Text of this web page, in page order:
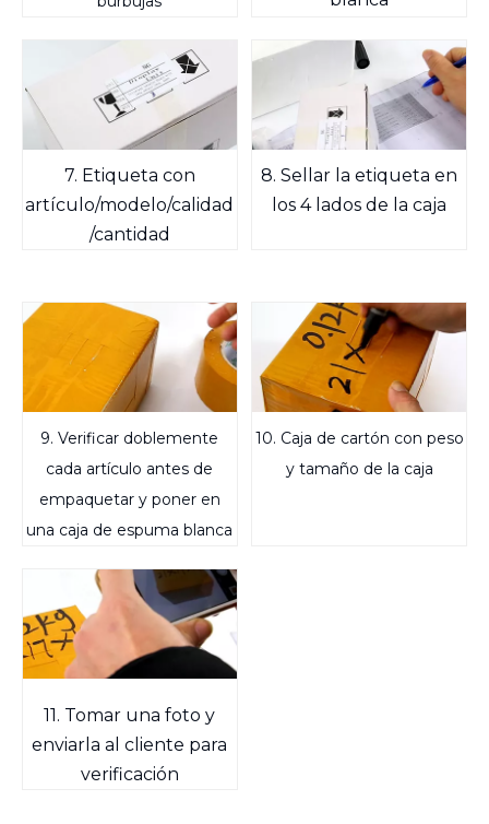
7. Etiqueta con
artículo/modelo/calidad
/cantidad
8. Sellar la etiqueta en
los 4 lados de la caja
9. Verificar doblemente
cada artículo antes de
empaquetar y poner en
una caja de espuma blanca
10. Caja de cartón con peso
y tamaño de la caja
11. Tomar una foto y
enviarla al cliente para
verificación